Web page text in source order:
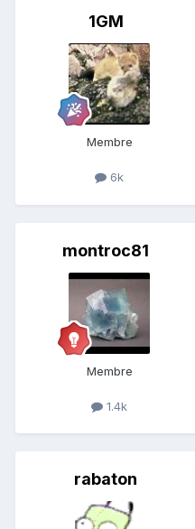
1GM
Membre
6k
montroc81
Membre
1.4k
rabaton